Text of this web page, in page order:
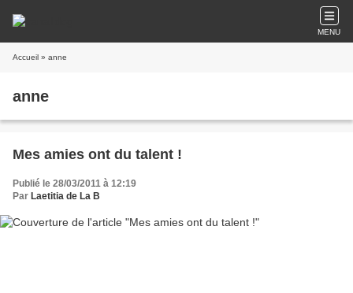
MENU
Accueil » anne
anne
Mes amies ont du talent !
Publié le 28/03/2011 à 12:19
Par Laetitia de La B